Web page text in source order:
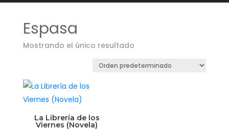
Espasa
Mostrando el único resultado
La Librería de los
Viernes (Novela)